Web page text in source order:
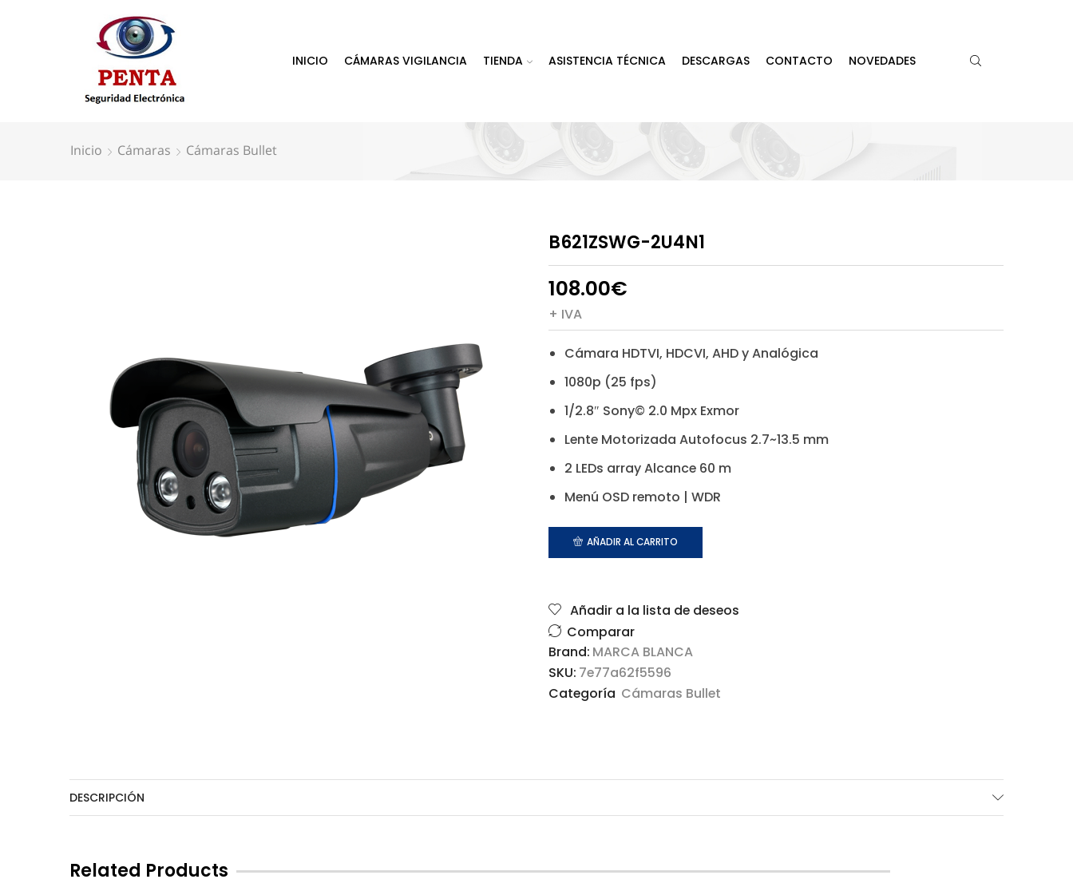
INICIO CÁMARAS VIGILANCIA TIENDA ASISTENCIA TÉCNICA DESCARGAS CONTACTO NOVEDADES
Inicio Cámaras Cámaras Bullet
B621ZSWG-2U4N1
108.00€
+ IVA
Cámara HDTVI, HDCVI, AHD y Analógica
1080p (25 fps)
1/2.8″ Sony© 2.0 Mpx Exmor
Lente Motorizada Autofocus 2.7~13.5 mm
2 LEDs array Alcance 60 m
Menú OSD remoto | WDR
AÑADIR AL CARRITO
Añadir a la lista de deseos
Comparar
Brand: MARCA BLANCA
SKU: 7e77a62f5596
Categoría Cámaras Bullet
DESCRIPCIÓN
Related Products